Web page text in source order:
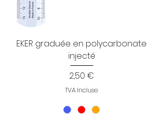
EKER graduée en polycarbonate
injecté
Prix
2,50 €
TVA Incluse